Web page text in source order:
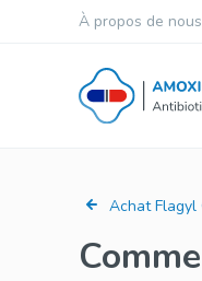
À propos de nous
Achat Flagyl